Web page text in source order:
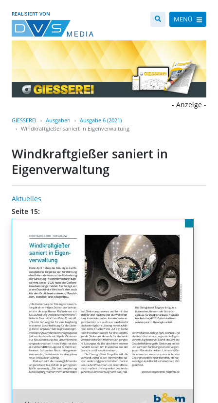
REALISIERT VON
MENÜ
- Anzeige -
GIESSEREI Ausgaben
Ausgabe 6 (2021)
Windkraftgießer saniert in Eigenverwaltung
Windkraftgießer saniert in
Eigenverwaltung
Aktuelles
Seite 15: